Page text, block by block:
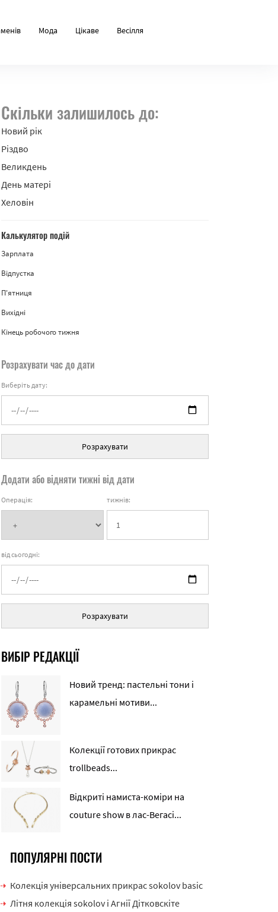
Мода Цікаве Весілля
Скільки залишилось до:
Новий рік
Різдво
Великдень
День матері
Хеловін
Калькулятор подій
Зарплата
Відпустка
П'ятниця
Вихідні
Кінець робочого тижня
Розрахувати час до дати
Виберіть дату:
Розрахувати
Додати або відняти тижні від дати
Операція: тижнів:
від сьогодні:
Розрахувати
ВИБІР РЕДАКЦІЇ
Новий тренд: пастельні тони і
карамельні мотиви...
Колекції готових прикрас
trollbeads...
Відкриті намиста-коміри на
couture show в лас-Вегасі...
ПОПУЛЯРНІ ПОСТИ
Колекція універсальних прикрас sokolov basic
Літня колекція sokolov і Агнії Дітковскіте